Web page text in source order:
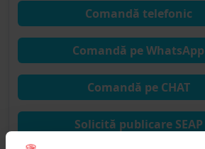
Comandă telefonic
Comandă pe WhatsApp
Comandă pe CHAT
Solicită publicare SEAP